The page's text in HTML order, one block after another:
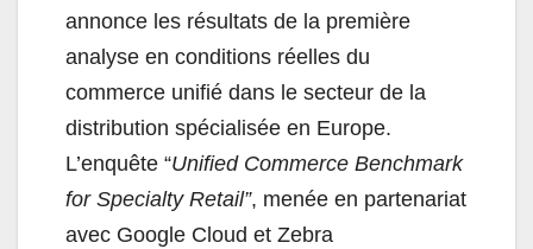
annonce les résultats de la première
analyse en conditions réelles du
commerce unifié dans le secteur de la
distribution spécialisée en Europe.
L’enquête “Unified Commerce Benchmark
for Specialty Retail”, menée en partenariat
avec Google Cloud et Zebra